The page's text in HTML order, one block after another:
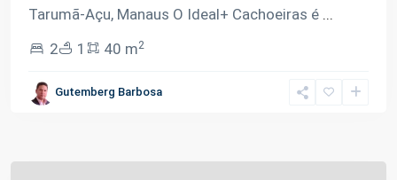
Tarumã-Açu, Manaus O Ideal+ Cachoeiras é ...
2
1 40 m2
Gutemberg Barbosa